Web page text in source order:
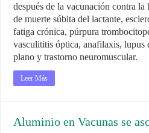
después de la vacunación contra
de muerte súbita del lactante,
fatiga crónica, púrpura
vasculititis óptica, anafilaxis, lupus
plano y trastorno neuromuscular.
Leer Más
Aluminio en Vacunas se